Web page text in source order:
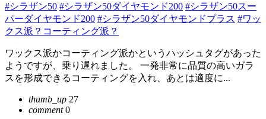
#シラザン50 #シラザン50ダイヤモンド200 #シラザン50スー
パーダイヤモンド200 #シラザン50ダイヤモンドプラス #ワッ
クス派？コーティング派？
ワックス派かコーティング派かというハッシュタグがあった
ようですが、乗り遅れました。 一発非常に品質の高いガラ
スを形成できるコーティングを入れ、あとは適度に...
thumb_up 27
comment0